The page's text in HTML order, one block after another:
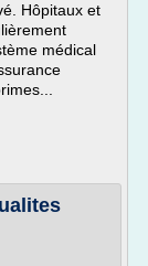
Hôpitaux et
médical